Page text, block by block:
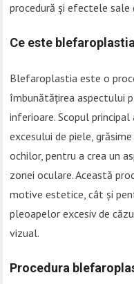
procedură și efectele sale
Ce este
Blefaroplastia este o
îmbunătățirea aspectului
inferioare. Scopul
excesului de piele,
ochilor, pentru a crea un
zonei oculare. Această
motive estetice, cât și
pleoapelor excesiv de
vizual.
Procedura